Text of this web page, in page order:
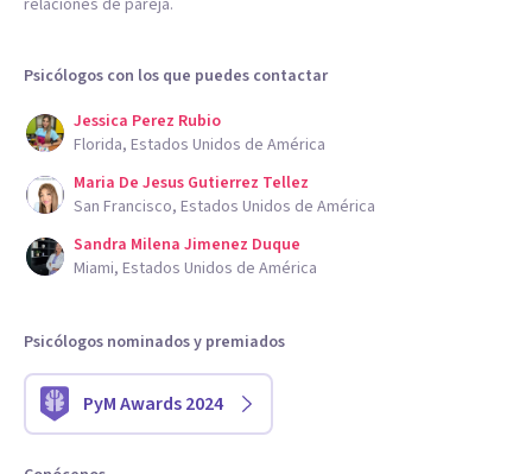
relaciones de pareja.
Psicólogos con los que puedes contactar
Jessica Perez Rubio
Florida, Estados Unidos de América
Maria De Jesus Gutierrez Tellez
San Francisco, Estados Unidos de América
Sandra Milena Jimenez Duque
Miami, Estados Unidos de América
Psicólogos nominados y premiados
PyM Awards 2024